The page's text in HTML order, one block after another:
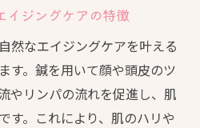
イジングケアの特徴
然なエイジングケアを叶える
す。鍼を用いて顔や頭皮のツ
やリンパの流れを促進し、肌
す。これにより、肌のハリや